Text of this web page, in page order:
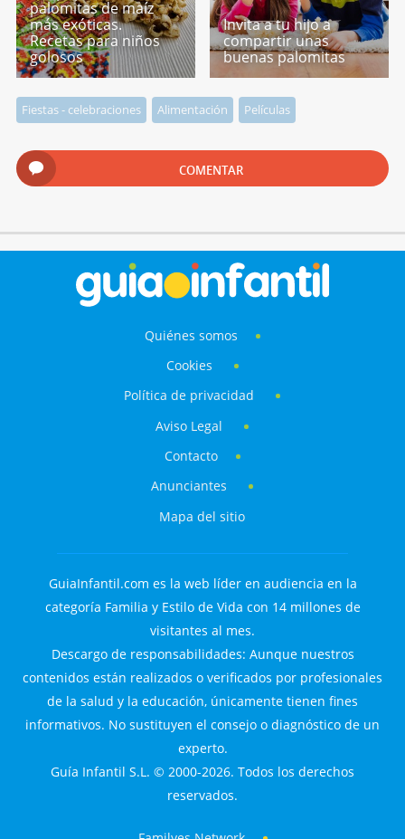
palomitas de maíz
más exóticas.
Recetas para niños
golosos
Invita a tu hijo a
compartir unas
buenas palomitas
Fiestas - celebraciones Alimentación Películas
COMENTAR
Quiénes somos
Cookies
Política de privacidad
Aviso Legal
Contacto
Anunciantes
Mapa del sitio
GuiaInfantil.com es la web líder en audiencia en la
categoría Familia y Estilo de Vida con 14 millones de
visitantes al mes.
Descargo de responsabilidades: Aunque nuestros
contenidos están realizados o verificados por profesionales
de la salud y la educación, únicamente tienen fines
informativos. No sustituyen el consejo o diagnóstico de un
experto.
Guía Infantil S.L. © 2000-2026. Todos los derechos
reservados.